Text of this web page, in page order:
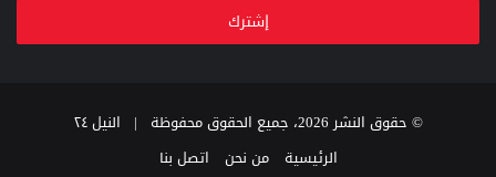
© حقوق النشر 2026، جميع الحقوق محفوظة |
النيل ٢٤
الرئيسية
من نحن اتصل بنا